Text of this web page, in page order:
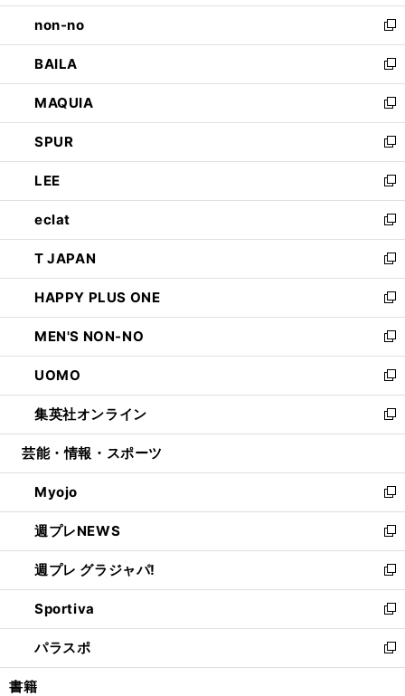
開
く
ウ
で
開
く
し
い
ウ
ィ
ン
ド
ウ
で
開
く
non-no
新
し
い
ウ
ィ
ン
ド
ウ
で
開
く
BAILA
新
し
い
ウ
ィ
ン
ド
ウ
で
開
く
MAQUIA
新
し
い
ウ
ィ
ン
ド
ウ
で
開
く
SPUR
新
し
い
ウ
ィ
ン
ド
ウ
で
開
く
LEE
新
し
い
ウ
ィ
ン
ド
ウ
で
開
く
eclat
新
し
い
ウ
ィ
ン
ド
ウ
で
開
く
T JAPAN
新
し
い
ウ
ィ
ン
ド
ウ
で
開
HAPPY PLUS ONE
新
し
い
ウ
ィ
ン
ド
ウ
開
く
MEN'S NON-NO
新
し
い
ウ
ィ
ン
ウ
で
開
く
UOMO
新
し
い
ウ
ン
ド
ウ
で
開
く
集英社オンライン
新
し
ウ
ィ
ン
ド
ウ
で
開
く
芸能・情報・スポーツ
Myojo
新
し
い
ウ
ィ
ン
ド
ウ
で
開
週プレNEWS
新
し
い
ウ
ィ
ン
ド
ウ
週プレ グラジャパ!
新
し
い
ウ
ィ
ン
Sportiva
新
し
い
ウ
パラスポ
新
し
書籍